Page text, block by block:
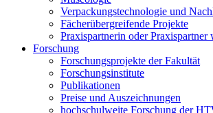
Verpackungstechnologie und
Fächerübergreifende Projekte
Praxispartnerin oder Praxispartner
Forschung
Forschungsprojekte der Fakultät
Forschungsinstitute
Publikationen
Preise und Auszeichnungen
hochschulweite Forschung der